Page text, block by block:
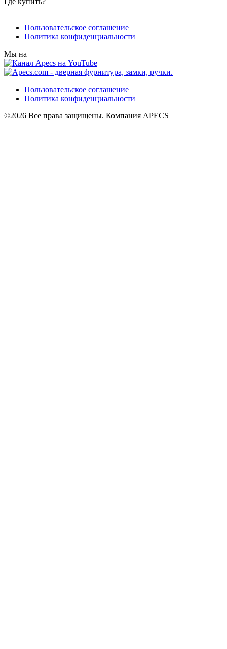
Пользовательское соглашение
Политика конфиденциальности
Мы на
Пользовательское соглашение
Политика конфиденциальности
©2026 Все права защищены. Компания APECS